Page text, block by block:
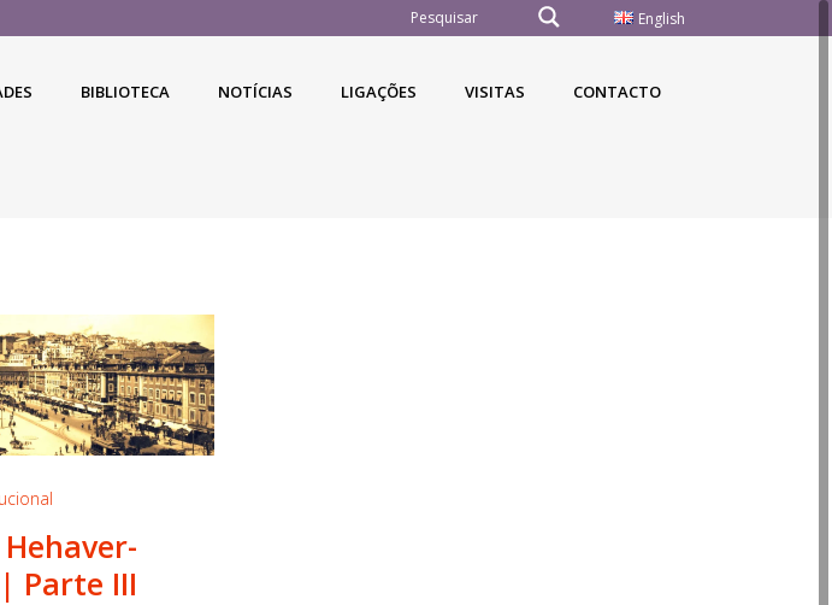
English
BIBLIOTECA NOTÍCIAS LIGAÇÕES VISITAS CONTACTO
Parte III